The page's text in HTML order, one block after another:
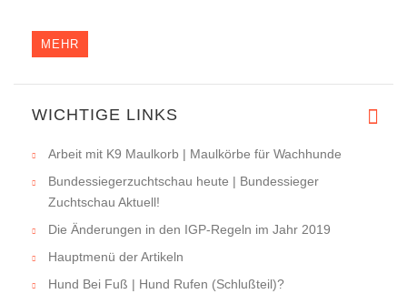
MEHR
WICHTIGE LINKS
Arbeit mit K9 Maulkorb | Maulkörbe für Wachhunde
Bundessiegerzuchtschau heute | Bundessieger
Zuchtschau Aktuell!
Die Änderungen in den IGP-Regeln im Jahr 2019
Hauptmenü der Artikeln
Hund Bei Fuß | Hund Rufen (Schlußteil)?